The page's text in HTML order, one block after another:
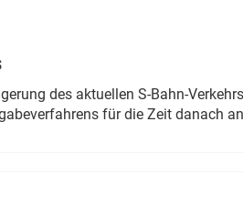
des aktuellen S-Bahn-
für die Zeit danach